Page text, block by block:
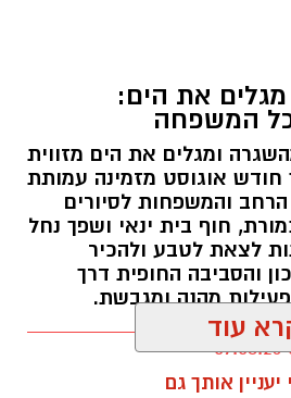
את הים:
המשפחה
ומגלים את הים מזווית
אוגוסט מזמינה עמותת
והמשפחות לסיורים
חוף בית ינאי ושפך נחל
לצאת לטבע ולהכיר
והסביבה החופית דרך
מהנה ומגבשת.
עוד
יעניין אותך גם